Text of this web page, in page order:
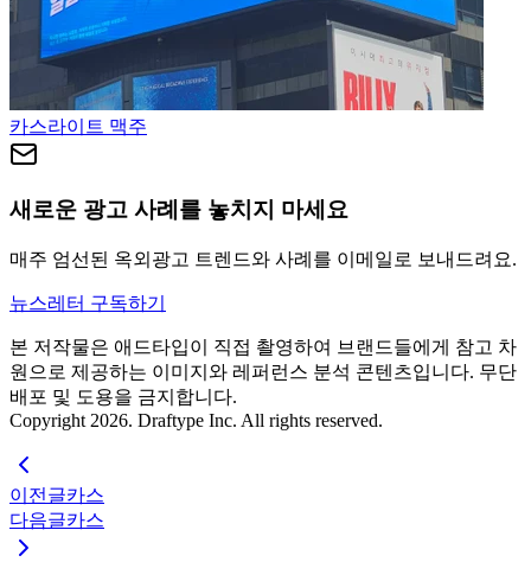
카스라이트 맥주
새로운 광고 사례를 놓치지 마세요
매주 엄선된 옥외광고 트렌드와 사례를 이메일로 보내드려요.
뉴스레터 구독하기
본 저작물은 애드타입이 직접 촬영하여 브랜드들에게 참고 차
원으로 제공하는 이미지와 레퍼런스 분석 콘텐츠입니다. 무단
배포 및 도용을 금지합니다.
Copyright 2026. Draftype Inc. All rights reserved.
이전글카스
다음글카스